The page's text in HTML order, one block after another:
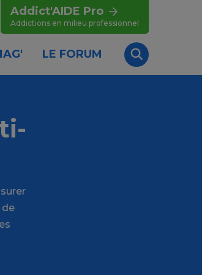
Addict'AIDE Pro
Addictions en milieu professionnel
LE FORUM
Recherche
de